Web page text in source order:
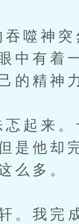
噬神突
中有着
的精神
起来。
是他却
么多。
我完